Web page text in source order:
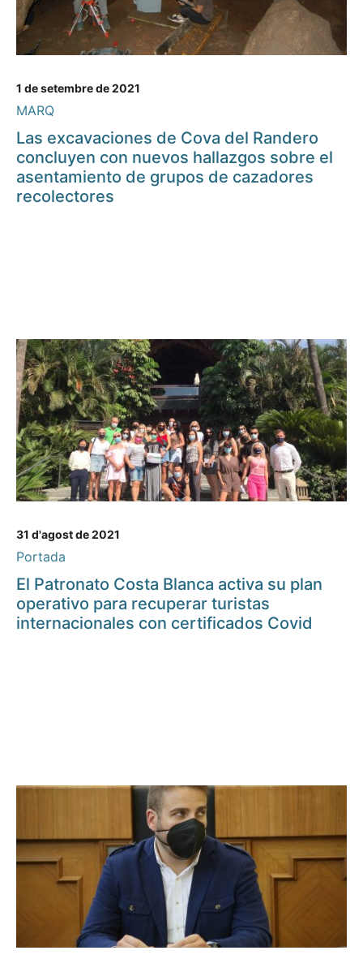
1 de setembre de 2021
MARQ
Las excavaciones de Cova del Randero
concluyen con nuevos hallazgos sobre el
asentamiento de grupos de cazadores
recolectores
31 d'agost de 2021
Portada
El Patronato Costa Blanca activa su plan
operativo para recuperar turistas
internacionales con certificados Covid